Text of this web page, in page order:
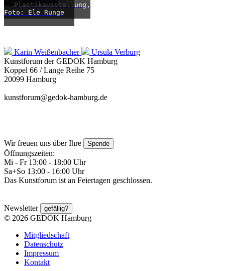
Plastikausstellung,
Foto: Ele Runge
Karin Weißenbacher
Ursula Verburg
Kunstforum der GEDOK Hamburg
Koppel 66 / Lange Reihe 75
20099 Hamburg
kunstforum@gedok-hamburg.de
Wir freuen uns über Ihre Spende
Öffnungszeiten:
Mi - Fr 13:00 - 18:00 Uhr
Sa+So 13:00 - 16:00 Uhr
Das Kunstforum ist an Feiertagen geschlossen.
Newsletter gefällig?
© 2026 GEDOK Hamburg
Mitgliedschaft
Datenschutz
Impressum
Kontakt